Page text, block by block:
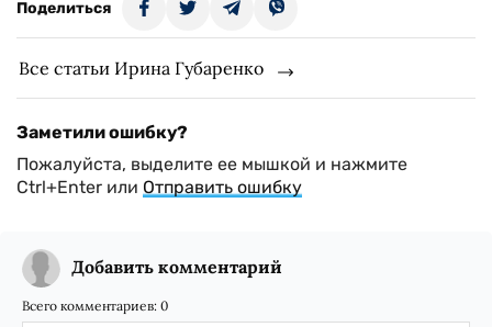
Поделиться
Все статьи Ирина Губаренко
Заметили ошибку?
Пожалуйста, выделите ее мышкой и нажмите
Ctrl+Enter или Отправить ошибку
Добавить комментарий
Всего комментариев: 0